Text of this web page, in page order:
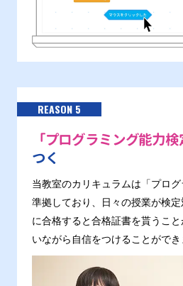
REASON 5
「プログラミング能力
つく
当教室のカリキュラムは「プロ
準拠しており、日々の授業が検
に合格すると合格証書を貰うこ
いながら自信をつけることができ